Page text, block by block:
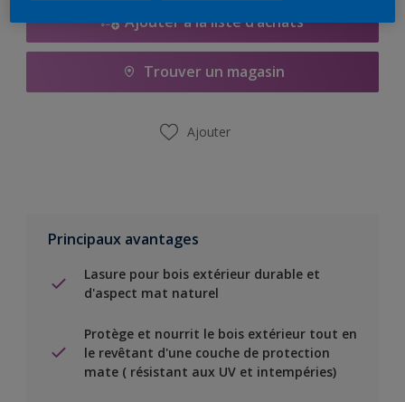
Ajouter à la liste d’achats
Trouver un magasin
Ajouter
Principaux avantages
Lasure pour bois extérieur durable et
d'aspect mat naturel
Protège et nourrit le bois extérieur tout en
le revêtant d'une couche de protection
mate ( résistant aux UV et intempéries)